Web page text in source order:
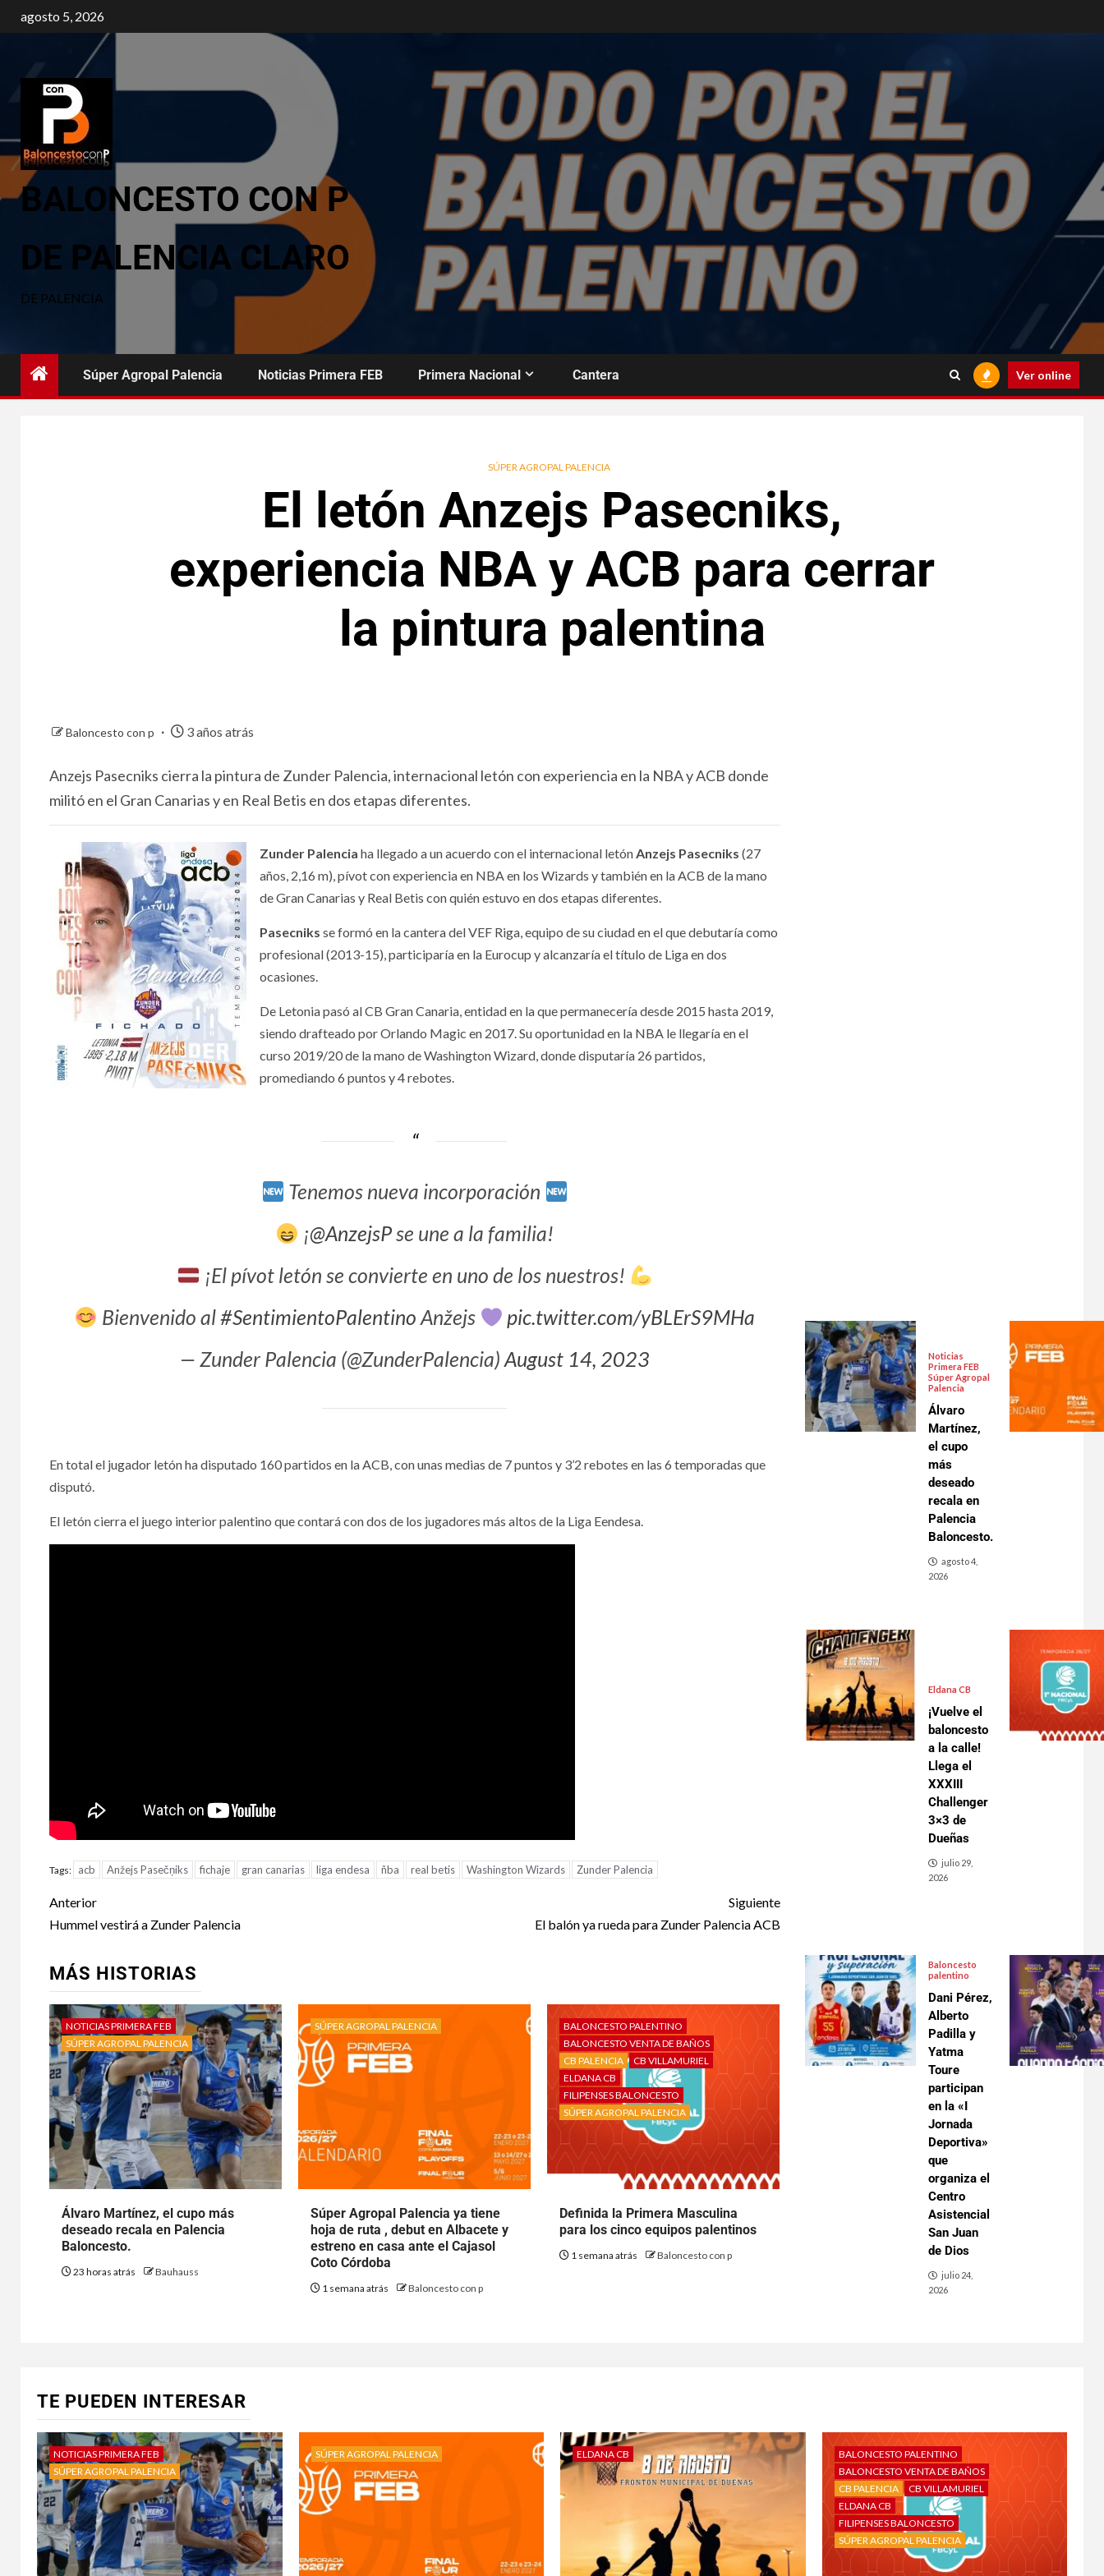
agosto 5, 2026
BALONCESTO CON P
DE PALENCIA CLARO
DE PALENCIA
Súper Agropal Palencia Noticias Primera FEB Primera Nacional Cantera Ver online
SÚPER AGROPAL PALENCIA
El letón Anzejs Pasecniks,
experiencia NBA y ACB para cerrar
la pintura palentina
Baloncesto con p 3 años atrás
Anzejs Pasecniks cierra la pintura de Zunder Palencia, internacional letón con experiencia en la NBA y ACB donde
militó en el Gran Canarias y en Real Betis en dos etapas diferentes.
Zunder Palencia ha llegado a un acuerdo con el internacional letónAnzejs Pasecniks (27
años, 2,16 m), pívot con experiencia en NBA en los Wizards y también en la ACB de la mano
de Gran Canarias y Real Betis con quién estuvo en dos etapas diferentes.
Pasecniks se formó en la cantera del VEF Riga, equipo de su ciudad en el que debutaría como
profesional (2013-15), participaría en la Eurocup y alcanzaría el título de Liga en dos
ocasiones.
De Letonia pasó al CB Gran Canaria, entidad en la que permanecería desde 2015 hasta 2019,
siendo drafteado por Orlando Magic en 2017. Su oportunidad en la NBA le llegaría en el
curso 2019/20 de la mano de Washington Wizard, donde disputaría 26 partidos,
promediando 6 puntos y 4 rebotes.
Tenemos nueva incorporación
¡@AnzejsPse une a la familia!
¡El pívot letón se convierte en uno de los nuestros!
Bienvenido al#SentimientoPalentino Anžejs
pic.twitter.com/yBLErS9MHa
— Zunder Palencia (@ZunderPalencia) August 14, 2023
En total el jugador letón ha disputado 160 partidos en la ACB, con unas medias de 7 puntos y 3’2 rebotes en las 6 temporadas que
disputó.
El letón cierra el juego interior palentino que contará con dos de los jugadores más altos de la Liga Eendesa.
Tags: acb Anžejs Pasečņiks fichaje gran canarias liga endesa ñba real betis Washington Wizards Zunder Palencia
Anterior
Hummel vestirá a Zunder Palencia
Siguiente
El balón ya rueda para Zunder Palencia ACB
MÁS HISTORIAS
NOTICIAS PRIMERA FEB
SÚPER AGROPAL PALENCIA
Álvaro Martínez, el cupo más
deseado recala en Palencia
Baloncesto.
23 horas atrás Bauhauss
SÚPER AGROPAL PALENCIA
Súper Agropal Palencia ya tiene
hoja de ruta , debut en Albacete y
estreno en casa ante el Cajasol
Coto Córdoba
1 semana atrás Baloncesto con p
BALONCESTO PALENTINO
BALONCESTO VENTA DE BAÑOS
CB PALENCIA
CB VILLAMURIEL
ELDANA CB
FILIPENSES BALONCESTO
SÚPER AGROPAL PALENCIA
Definida la Primera Masculina
para los cinco equipos palentinos
1 semana atrás Baloncesto con p
Noticias
Primera FEB
Súper Agropal
Palencia
Álvaro
Martínez,
el cupo
más
deseado
recala en
Palencia
Baloncesto.
agosto 4,
2026
Eldana CB
¡Vuelve el
baloncesto
a la calle!
Llega el
XXXIII
Challenger
3×3 de
Dueñas
julio 29,
2026
Baloncesto
palentino
Dani Pérez,
Alberto
Padilla y
Yatma
Toure
participan
en la «I
Jornada
Deportiva»
que
organiza el
Centro
Asistencial
San Juan
de Dios
julio 24,
2026
TE PUEDEN INTERESAR
NOTICIAS PRIMERA FEB
SÚPER AGROPAL PALENCIA
SÚPER AGROPAL PALENCIA ELDANA CB
BALONCESTO PALENTINO
BALONCESTO VENTA DE BAÑOS
CB PALENCIA
CB VILLAMURIEL
ELDANA CB
FILIPENSES BALONCESTO
SÚPER AGROPAL PALENCIA